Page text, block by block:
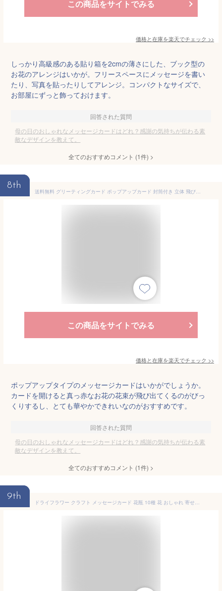
この商品をサイトでみる
価格と在庫を楽天でチェック >>
しっかり高級感のある貼り箱を2cmの薄さにした、ブック型の
お花のアレンジはいかが。フリースペースにメッセージを書い
たり、写真を貼ったりしてアレンジ。コンパクトなサイズで、
お部屋にずっと飾っておけます。
回答された質問
母の日のおしゃれなメッセージカードはどれ？感謝の気持ちが伝わる素
敵なデザインを教えて。
全てのおすすめコメント (1件) >
8th
送料無料 グリーティングカード ポップアップカード 封筒付き 立体 飛び出す 3D バラ ローズ 切り絵 ハンドメイド メッセージカード バースデーカード ギフトカード 誕生日 記念日 結婚式 クリスマス 母の日 出産祝い 贈り物 結婚記念日 クリスマス
この商品をサイトでみる
価格と在庫を楽天でチェック >>
ポップアップタイプのメッセージカードはいかがでしょうか。
カードを開けると真っ赤なお花の花束が飛び出てくるのがびっ
くりするし、とても華やかできれいなのがおすすめです。
回答された質問
母の日のおしゃれなメッセージカードはどれ？感謝の気持ちが伝わる素
敵なデザインを教えて。
全てのおすすめコメント (1件) >
9th
ドライフラワー クラフト メッセージカード 花瓶 10種 花 おしゃれ 寄せ書き グリーティングカード 誕生日 バレンタイン お祝い 手紙 封筒付き ウェディング 結婚 父の日 母の日 ギフト 花束 出産祝い